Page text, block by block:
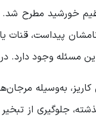
خورشید مطرح شد.
پیداست،
وجود دارد.
به‌وسیله
جلوگیری از